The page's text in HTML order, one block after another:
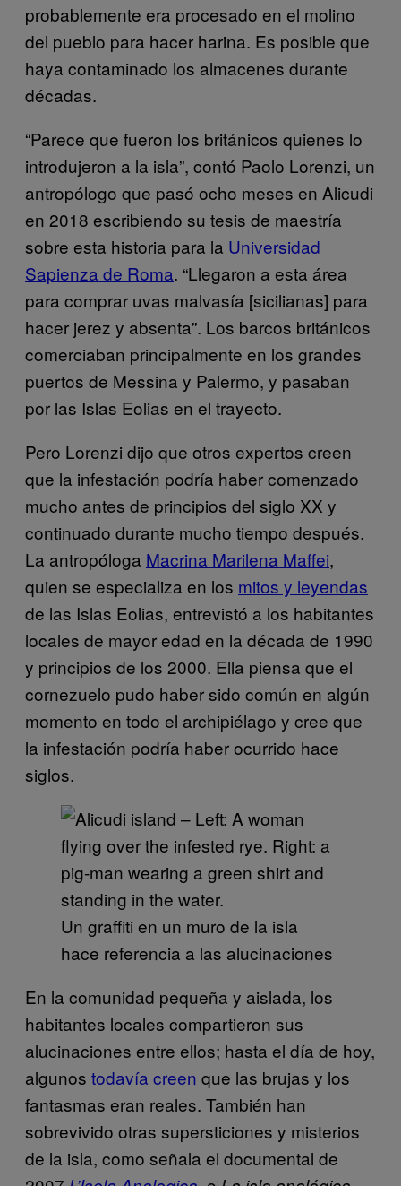
probablemente era procesado en el molino
del pueblo para hacer harina. Es posible que
haya contaminado los almacenes durante
décadas.
“Parece que fueron los británicos quienes lo
introdujeron a la isla”, contó Paolo Lorenzi, un
antropólogo que pasó ocho meses en Alicudi
en 2018 escribiendo su tesis de maestría
sobre esta historia para la Universidad
Sapienza de Roma. “Llegaron a esta área
para comprar uvas malvasía [sicilianas] para
hacer jerez y absenta”. Los barcos británicos
comerciaban principalmente en los grandes
puertos de Messina y Palermo, y pasaban
por las Islas Eolias en el trayecto.
Pero Lorenzi dijo que otros expertos creen
que la infestación podría haber comenzado
mucho antes de principios del siglo XX y
continuado durante mucho tiempo después.
La antropóloga Macrina Marilena Maffei,
quien se especializa en los mitos y leyendas
de las Islas Eolias, entrevistó a los habitantes
locales de mayor edad en la década de 1990
y principios de los 2000. Ella piensa que el
cornezuelo pudo haber sido común en algún
momento en todo el archipiélago y cree que
la infestación podría haber ocurrido hace
siglos.
Un graffiti en un muro de la isla
hace referencia a las alucinaciones
En la comunidad pequeña y aislada, los
habitantes locales compartieron sus
alucinaciones entre ellos; hasta el día de hoy,
algunos todavía creen que las brujas y los
fantasmas eran reales. También han
sobrevivido otras supersticiones y misterios
de la isla, como señala el documental de